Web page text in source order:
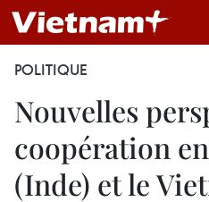
POLITIQUE
Nouvelles
coopération
(Inde) et le